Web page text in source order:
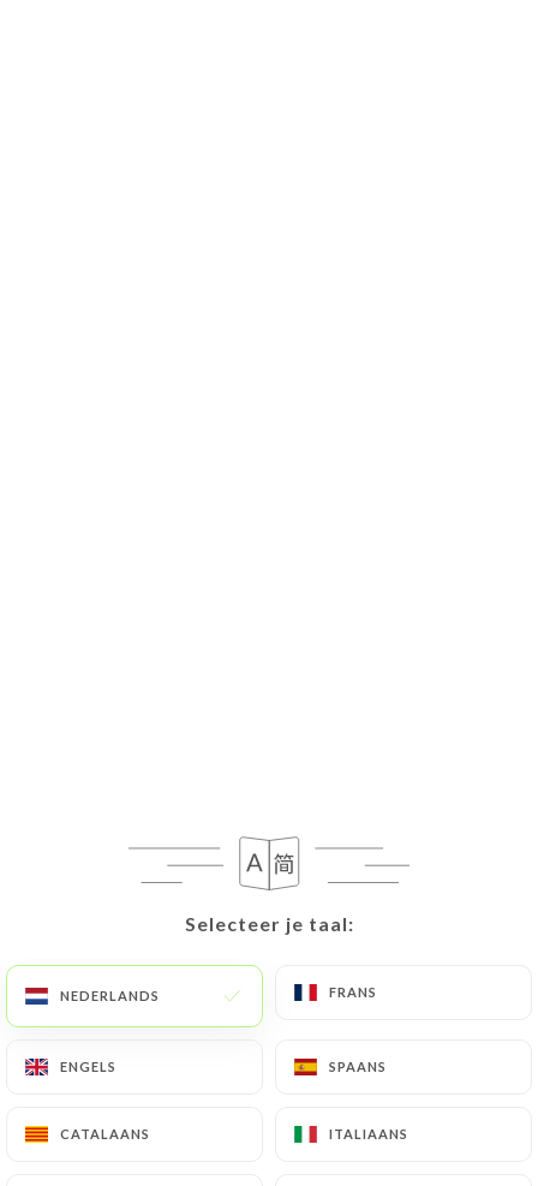
Selecteer je taal:
NEDERLANDS FRANS
ENGELS SPAANS
CATALAANS ITALIAANS
Selecteer je taal:
NEDERLANDS FRANS
ENGELS SPAANS
CATALAANS ITALIAANS